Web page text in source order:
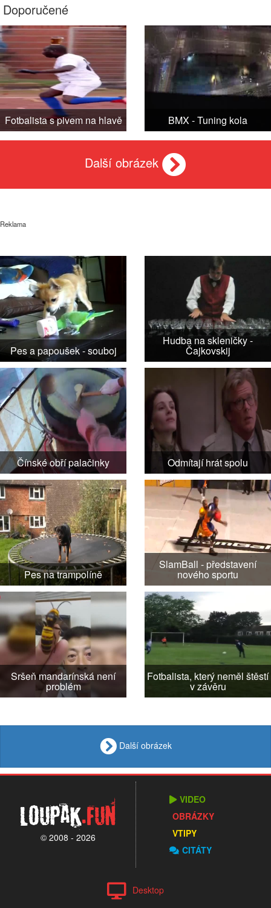
Doporučené
Fotbalista s pivem na hlavě BMX - Tuning kola
Další obrázek
Reklama
Pes a papoušek - souboj
Hudba na skleničky -
Čajkovskij
Čínské obří palačinky Odmítají hrát spolu
Pes na trampolíně
SlamBall - představení
nového sportu
Sršeň mandarínská není
problém
Fotbalista, který neměl štěstí
v závěru
Další obrázek
Loupak.fun
© 2008 - 2026
VIDEO
OBRÁZKY
VTIPY
CITÁTY
Desktop